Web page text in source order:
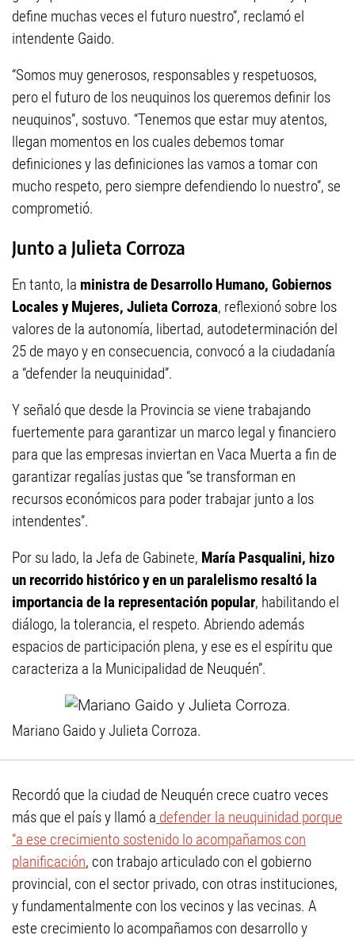
define muchas veces el futuro nuestro”, reclamó el
intendente Gaido.
“Somos muy generosos, responsables y respetuosos,
pero el futuro de los neuquinos los queremos definir los
neuquinos”, sostuvo. “Tenemos que estar muy atentos,
llegan momentos en los cuales debemos tomar
definiciones y las definiciones las vamos a tomar con
mucho respeto, pero siempre defendiendo lo nuestro”, se
comprometió.
Junto a Julieta Corroza
En tanto, la ministra de Desarrollo Humano, Gobiernos
Locales y Mujeres, Julieta Corroza, reflexionó sobre los
valores de la autonomía, libertad, autodeterminación del
25 de mayo y en consecuencia, convocó a la ciudadanía
a “defender la neuquinidad”.
Y señaló que desde la Provincia se viene trabajando
fuertemente para garantizar un marco legal y financiero
para que las empresas inviertan en Vaca Muerta a fin de
garantizar regalías justas que “se transforman en
recursos económicos para poder trabajar junto a los
intendentes”.
Por su lado, la Jefa de Gabinete, María Pasqualini, hizo
un recorrido histórico y en un paralelismo resaltó la
importancia de la representación popular, habilitando el
diálogo, la tolerancia, el respeto. Abriendo además
espacios de participación plena, y ese es el espíritu que
caracteriza a la Municipalidad de Neuquén”.
Mariano Gaido y Julieta Corroza.
Recordó que la ciudad de Neuquén crece cuatro veces
más que el país y llamó a defender la neuquinidad porque
“a ese crecimiento sostenido lo acompañamos con
planificación, con trabajo articulado con el gobierno
provincial, con el sector privado, con otras instituciones,
y fundamentalmente con los vecinos y las vecinas. A
este crecimiento lo acompañamos con desarrollo y